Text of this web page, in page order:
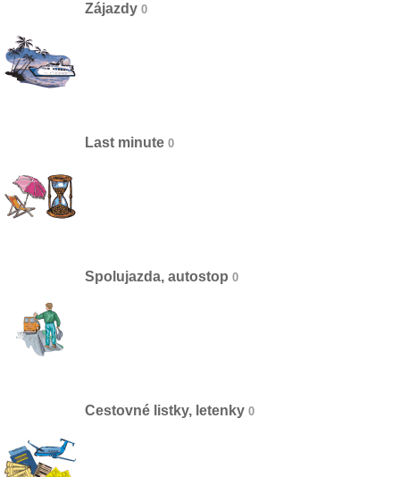
Zájazdy
Last minute
Spolujazda, autostop
Cestovné listky, letenky